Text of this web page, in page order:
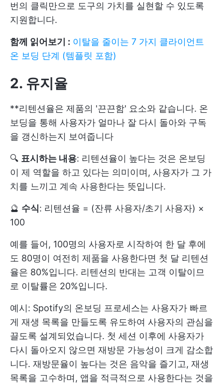
번의 클릭만으로 도구의 가치를 실현할 수 있도록
지원합니다.
함께 읽어보기 : 이탈을 줄이는 7 가지 클라이언트
온 보딩 단계 (템플릿 포함)
2. 유지율
**리텐션율은 제품의 '끈끈함' 요소와 같습니다. 온
보딩을 통해 사용자가 얼마나 잘 다시 돌아와 구독
을 갱신하는지 보여줍니다
🔍 표시하는 내용: 리텐션율이 높다는 것은 온보딩
이 제 역할을 하고 있다는 의미이며, 사용자가 그 가
치를 느끼고 계속 사용한다는 뜻입니다.
🔮 수식: 리텐션율 = (잔류 사용자/초기 사용자) ×
100
예를 들어, 100명의 사용자로 시작하여 한 달 후에
도 80명이 여전히 제품을 사용한다면 첫 달 리텐션
율은 80%입니다. 리텐션의 반대는 고객 이탈이므
로 이탈률은 20%입니다.
예시: Spotify의 온보딩 프로세스는 사용자가 빠르
게 재생 목록을 만들도록 유도하여 사용자의 관심을
끌도록 설계되었습니다. 첫 세션 이후에 사용자가
다시 돌아오지 않으면 재방문 가능성이 크게 감소합
니다. 재방문율이 높다는 것은 음악을 즐기고, 재생
목록을 고수하며, 앱을 적극적으로 사용한다는 것을